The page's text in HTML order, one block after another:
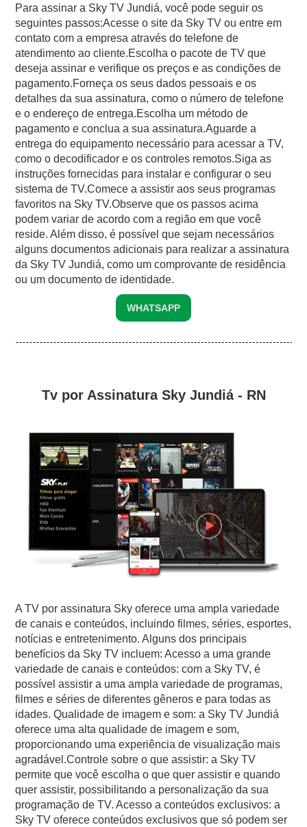
Para assinar a Sky TV Jundiá, você pode seguir os
seguintes passos:Acesse o site da Sky TV ou entre em
contato com a empresa através do telefone de
atendimento ao cliente.Escolha o pacote de TV que
deseja assinar e verifique os preços e as condições de
pagamento.Forneça os seus dados pessoais e os
detalhes da sua assinatura, como o número de telefone
e o endereço de entrega.Escolha um método de
pagamento e conclua a sua assinatura.Aguarde a
entrega do equipamento necessário para acessar a TV,
como o decodificador e os controles remotos.Siga as
instruções fornecidas para instalar e configurar o seu
sistema de TV.Comece a assistir aos seus programas
favoritos na Sky TV.Observe que os passos acima
podem variar de acordo com a região em que você
reside. Além disso, é possível que sejam necessários
alguns documentos adicionais para realizar a assinatura
da Sky TV Jundiá, como um comprovante de residência
ou um documento de identidade.
WHATSAPP
Tv por Assinatura Sky Jundiá - RN
A TV por assinatura Sky oferece uma ampla variedade
de canais e conteúdos, incluindo filmes, séries, esportes,
notícias e entretenimento. Alguns dos principais
benefícios da Sky TV incluem: Acesso a uma grande
variedade de canais e conteúdos: com a Sky TV, é
possível assistir a uma ampla variedade de programas,
filmes e séries de diferentes gêneros e para todas as
idades. Qualidade de imagem e som: a Sky TV Jundiá
oferece uma alta qualidade de imagem e som,
proporcionando uma experiência de visualização mais
agradável.Controle sobre o que assistir: a Sky TV
permite que você escolha o que quer assistir e quando
quer assistir, possibilitando a personalização da sua
programação de TV. Acesso a conteúdos exclusivos: a
Sky TV oferece conteúdos exclusivos que só podem ser